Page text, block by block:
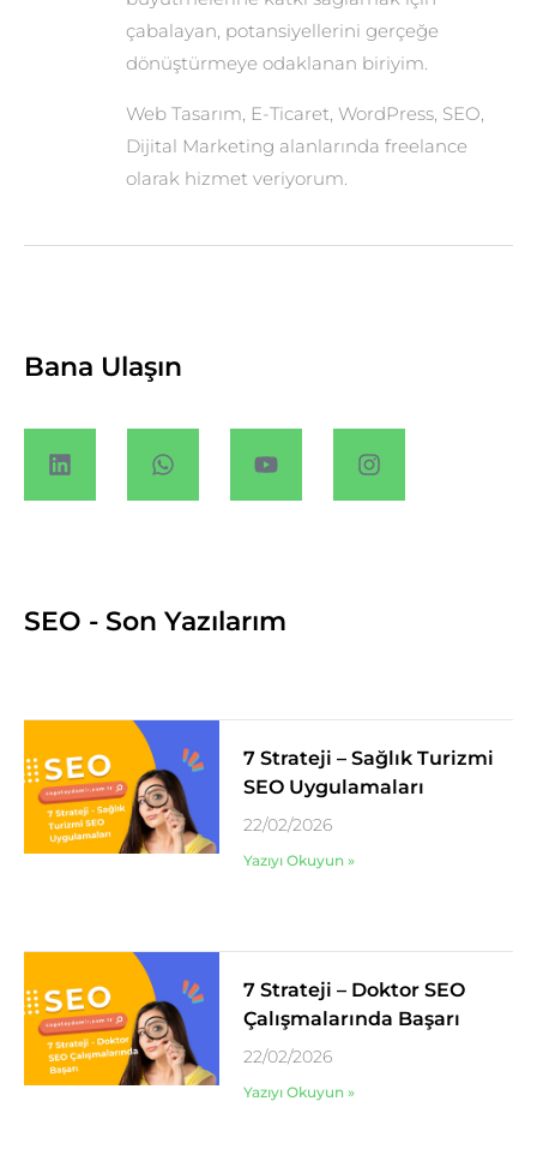
çabalayan, potansiyellerini gerçeğe
dönüştürmeye odaklanan biriyim.
Web Tasarım, E-Ticaret, WordPress, SEO,
Dijital Marketing alanlarında freelance
olarak hizmet veriyorum.
Bana Ulaşın
SEO - Son Yazılarım
7 Strateji – Sağlık Turizmi
SEO Uygulamaları
22/02/2026
Yazıyı Okuyun »
7 Strateji – Doktor SEO
Çalışmalarında Başarı
22/02/2026
Yazıyı Okuyun »